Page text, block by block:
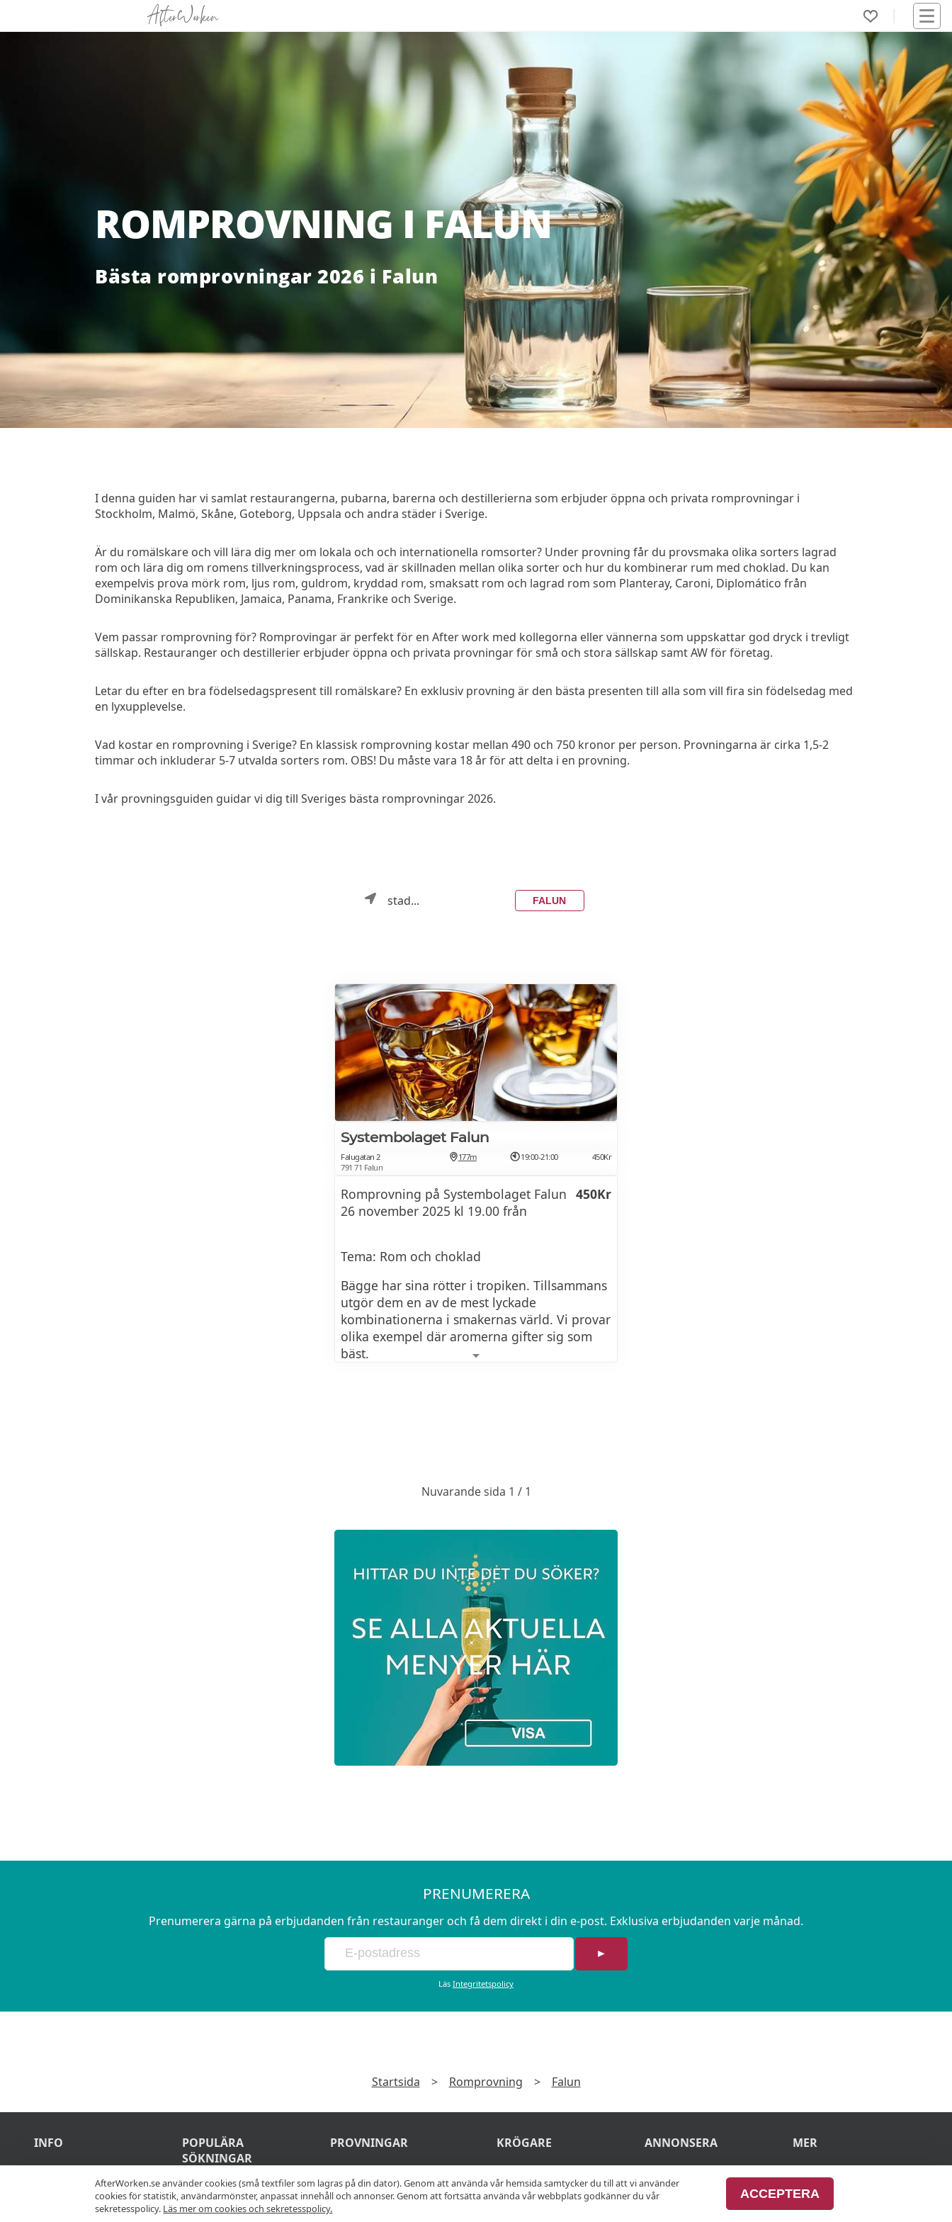
ROMPROVNING I FALUN
Bästa romprovningar 2026 i Falun
I denna guiden har vi samlat restaurangerna, pubarna, barerna och destillerierna som erbjuder öppna och privata romprovningar i
Stockholm, Malmö, Skåne, Goteborg, Uppsala och andra städer i Sverige.
Är du romälskare och vill lära dig mer om lokala och och internationella romsorter? Under provning får du provsmaka olika sorters lagrad
rom och lära dig om romens tillverkningsprocess, vad är skillnaden mellan olika sorter och hur du kombinerar rum med choklad. Du kan
exempelvis prova mörk rom, ljus rom, guldrom, kryddad rom, smaksatt rom och lagrad rom som Planteray, Caroni, Diplomático från
Dominikanska Republiken, Jamaica, Panama, Frankrike och Sverige.
Vem passar romprovning för? Romprovingar är perfekt för en After work med kollegorna eller vännerna som uppskattar god dryck i trevligt
sällskap. Restauranger och destillerier erbjuder öppna och privata provningar för små och stora sällskap samt AW för företag.
Letar du efter en bra födelsedagspresent till romälskare? En exklusiv provning är den bästa presenten till alla som vill fira sin födelsedag med
en lyxupplevelse.
Vad kostar en romprovning i Sverige? En klassisk romprovning kostar mellan 490 och 750 kronor per person. Provningarna är cirka 1,5-2
timmar och inkluderar 5-7 utvalda sorters rom. OBS! Du måste vara 18 år för att delta i en provning.
I vår provningsguiden guidar vi dig till Sveriges bästa romprovningar 2026.
stad... FALUN
Systembolaget Falun
Falugatan 2
791 71 Falun
177m 19:00-21:00 450Kr
Romprovning på Systembolaget Falun
26 november 2025 kl 19.00 från
450Kr
Tema: Rom och choklad
Bägge har sina rötter i tropiken. Tillsammans
utgör dem en av de mest lyckade
kombinationerna i smakernas värld. Vi provar
olika exempel där aromerna gifter sig som
bäst.
Nuvarande sida 1 / 1
PRENUMERERA
Prenumerera gärna på erbjudanden från restauranger och få dem direkt i din e-post. Exklusiva erbjudanden varje månad.
►
Läs Integritetspolicy
Startsida > Romprovning > Falun
INFO
Bästa After Work
erbjudanden samlad
på en plats.
POPULÄRA
SÖKNINGAR
After work
Stockholm
PROVNINGAR
Ölprovning
Vinprovning
KRÖGARE
Anslut din
restaurang
ANNONSERA
Annonsera hos
MER
Alla afterworker
AfterWorken.se använder cookies (små textfiler som lagras på din dator). Genom att använda vår hemsida samtycker du till att vi använder
cookies för statistik, användarmönster, anpassat innehåll och annonser. Genom att fortsätta använda vår webbplats godkänner du vår
sekretesspolicy. Läs mer om cookies och sekretesspolicy.
ACCEPTERA